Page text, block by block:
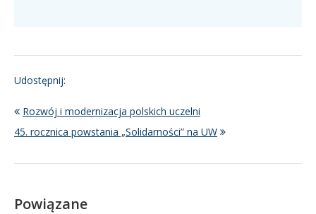
Udostępnij:
Rozwój i modernizacja polskich uczelni
45. rocznica powstania „Solidarności” na UW
Powiązane